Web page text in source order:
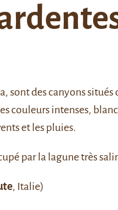
sont des canyons
couleurs intenses,
et les pluies.
par la lagune très
, Italie)